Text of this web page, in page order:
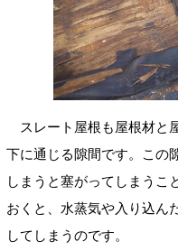
スレート屋根も屋根材と
下に通じる隙間です。この
しまうと塞がってしまうこ
おくと、水蒸気や入り込ん
してしまうのです。